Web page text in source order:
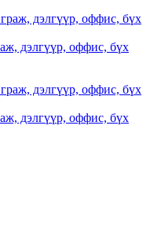
дэлгүүр, оффис, бүх
дэлгүүр, оффис, бүх